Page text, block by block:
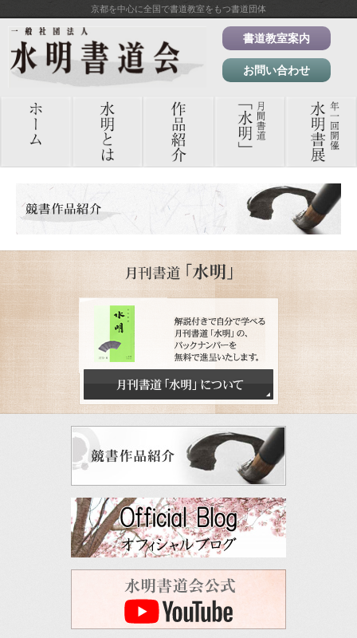
京都を中心に全国で書道教室をもつ書道団体
書道教室案内
お問い合わせ